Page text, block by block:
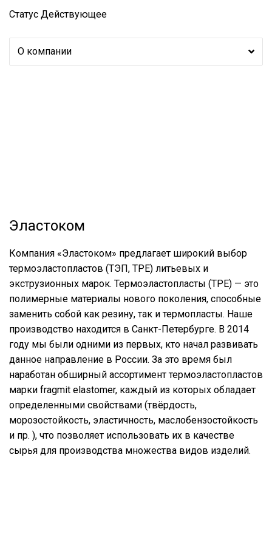
Статус Действующее
О компании
Эластоком
Компания «Эластоком» предлагает широкий выбор
термоэластопластов (ТЭП, TPE) литьевых и
экструзионных марок. Термоэластопласты (TPE) — это
полимерные материалы нового поколения, способные
заменить собой как резину, так и термопласты. Наше
производство находится в Санкт-Петербурге. В 2014
году мы были одними из первых, кто начал развивать
данное направление в России. За это время был
наработан обширный ассортимент термоэластопластов
марки fragmit elastomer, каждый из которых обладает
определенными свойствами (твёрдость,
морозостойкость, эластичность, маслобензостойкость
и пр. ), что позволяет использовать их в качестве
сырья для производства множества видов изделий.